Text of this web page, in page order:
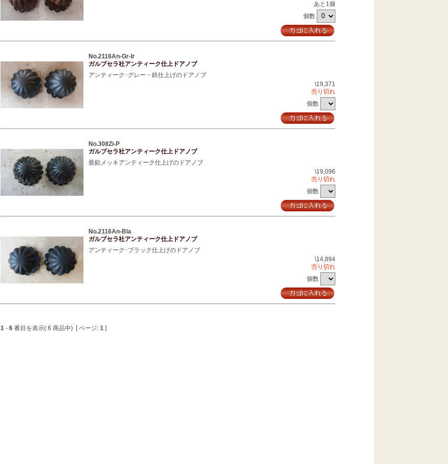
あと1個
個数
No.2116An-Gr-Ir
ガルブセラ社アンティーク仕上ドアノブ
アンティーク･グレー・鉄仕上げのドアノブ
\19,371
売り切れ
個数
No.308Zi-P
ガルブセラ社アンティーク仕上ドアノブ
亜鉛メッキアンティーク仕上げのドアノブ
\19,096
売り切れ
個数
No.2116An-Bla
ガルブセラ社アンティーク仕上ドアノブ
アンティーク･ブラック仕上げのドアノブ
\14,894
売り切れ
個数
1 - 6 番目を表示( 6 商品中) [ ページ: 1 ]